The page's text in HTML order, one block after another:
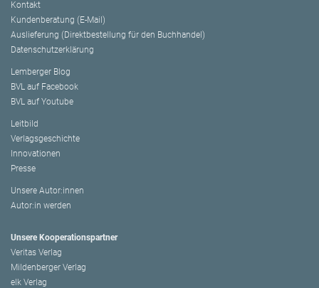
Kontakt
Kundenberatung (E-Mail)
Auslieferung (Direktbestellung für den Buchhandel)
Datenschutzerklärung
Lemberger Blog
BVL auf Facebook
BVL auf Youtube
Leitbild
Verlagsgeschichte
Innovationen
Presse
Unsere Autor:innen
Autor:in werden
Unsere Kooperationspartner
Veritas Verlag
Mildenberger Verlag
elk Verlag